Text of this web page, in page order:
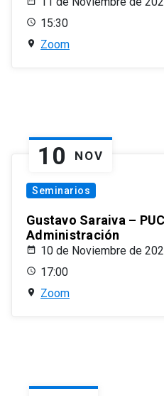
15:30
Zoom
10 NOV
Seminarios
Gustavo Saraiva –
Administración
10 de Noviembre de
17:00
Zoom